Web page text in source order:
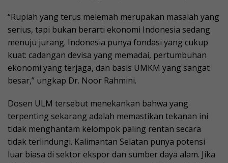
“Rupiah yang terus melemah merupakan masalah yang
serius, tapi bukan berarti ekonomi Indonesia sedang
menuju jurang. Indonesia punya fondasi yang cukup
kuat: cadangan devisa yang memadai, pertumbuhan
ekonomi yang terjaga, dan basis UMKM yang sangat
besar,” ungkap Dr. Noor Rahmini.
Dosen ULM tersebut menekankan bahwa yang
terpenting sekarang adalah memastikan tekanan ini
tidak menghantam kelompok paling rentan secara
tidak terlindungi. Kalimantan Selatan punya potensi
luar biasa di sektor ekspor dan sumber daya alam. Jika